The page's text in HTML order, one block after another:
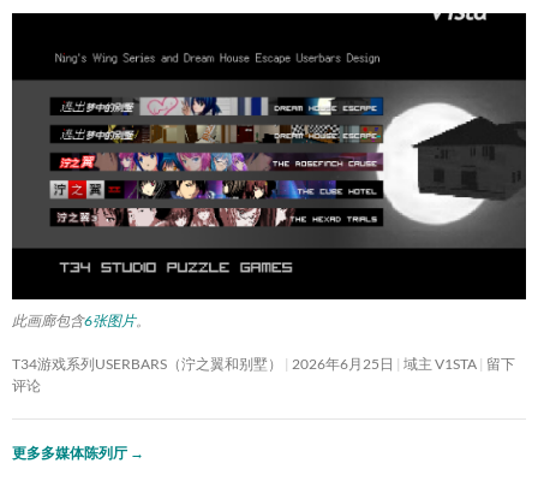
此画廊包含6张图片。
T34游戏系列USERBARS（泞之翼和别墅） 2026年6月25日 域主 V1STA 留下
评论
更多多媒体陈列厅 →